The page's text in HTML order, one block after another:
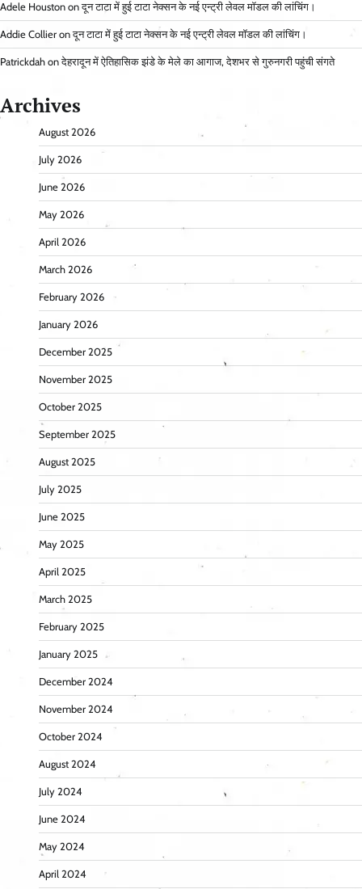
Adele Houston onदून टाटा में हुई टाटा नेक्सन के नई एन्ट्री लेवल मॉडल की लांचिंग।
Addie Collier onदून टाटा में हुई टाटा नेक्सन के नई एन्ट्री लेवल मॉडल की लांचिंग।
Patrickdah onदेहरादून में ऐतिहासिक झंडे के मेले का आगाज, देशभर से गुरुनगरी पहुंची संगते
Archives
August 2026
July 2026
June 2026
May 2026
April 2026
March 2026
February 2026
January 2026
December 2025
November 2025
October 2025
September 2025
August 2025
July 2025
June 2025
May 2025
April 2025
March 2025
February 2025
January 2025
December 2024
November 2024
October 2024
August 2024
July 2024
June 2024
May 2024
April 2024